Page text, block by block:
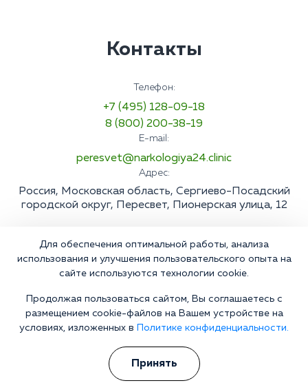
Контакты
Телефон:
+7 (495) 128-09-18
8 (800) 200-38-19
E-mail:
peresvet@narkologiya24.clinic
Адрес:
Россия, Московская область, Сергиево-Посадский
городской округ, Пересвет, Пионерская улица, 12
Для обеспечения оптимальной работы, анализа
использования и улучшения пользовательского опыта на
сайте используются технологии cookie.
Продолжая пользоваться сайтом, Вы соглашаетесь с
размещением cookie-файлов на Вашем устройстве на
условиях, изложенных в
Политике конфиденциальности.
Принять